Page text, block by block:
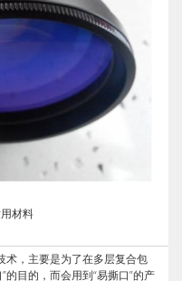
材料
术，主要是为了在多层复合包
目的，而会用到“易撕口”的产